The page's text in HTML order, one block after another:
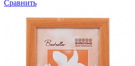
Сравнить